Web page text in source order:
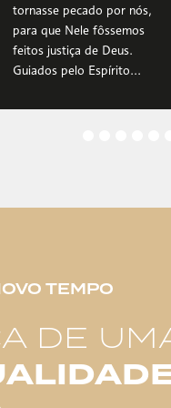
tornasse pecado por nós,
para que Nele fôssemos
feitos justiça de Deus.
Guiados pelo Espírito...
TEMPO
DE